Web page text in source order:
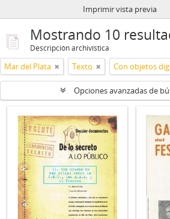
Imprimir vista previa
Mostrando 10
Descripción archivística
Mar del Plata Texto Con objetos
Opciones avanzadas de